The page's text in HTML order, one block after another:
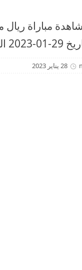
مباراة ريال
28 يناير 2023